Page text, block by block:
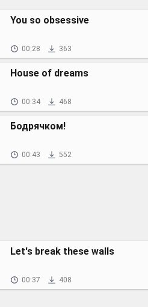
You so obsessive
00:28 363
House of dreams
00:34 468
Бодрячком!
00:43 552
Let's break these walls
00:37 408